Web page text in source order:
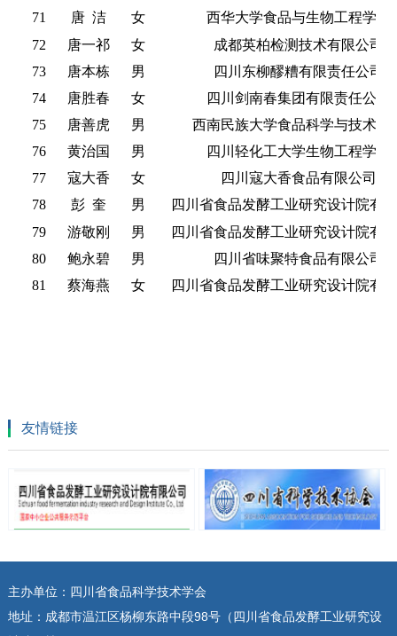
71
唐洁 女
西华大学食品与生物工程学院
72
唐一祁 女
成都英柏检测技术有限公司
73
唐本栋 男
四川东柳醪糟有限责任公司
74
唐胜春 女
四川剑南春集团有限责任公司
75
唐善虎 男
西南民族大学食品科学与技术学
76
黄治国 男
四川轻化工大学生物工程学院
77
寇大香 女
四川寇大香食品有限公司
78
彭奎 男
四川省食品发酵工业研究设计院有
79
游敬刚 男
四川省食品发酵工业研究设计院有
80
鲍永碧 男
四川省味聚特食品有限公司
81
蔡海燕 女 四川省食品发酵工业研究设计院有
友情链接
主办单位：四川省食品科学技术学会
地址：成都市温江区杨柳东路中段98号（四川省食品发酵工业研究设